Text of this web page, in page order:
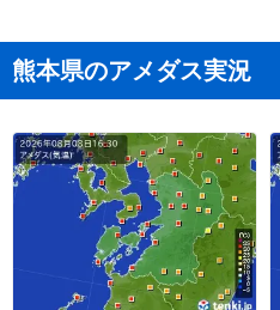
熊本県のアメダス実況